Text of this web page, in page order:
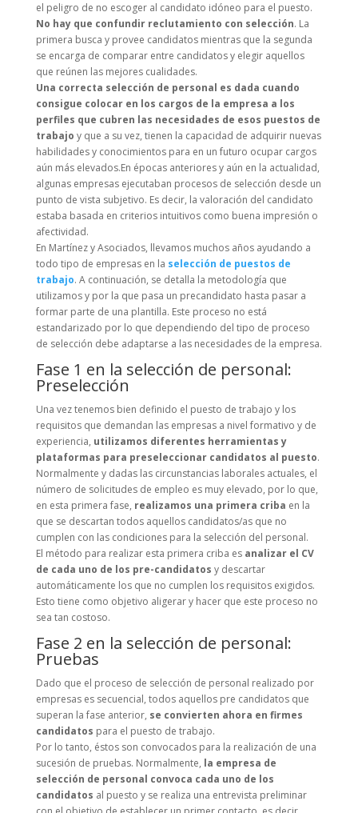
el peligro de no escoger al candidato idóneo para el puesto.
No hay que confundir reclutamiento con selección. La
primera busca y provee candidatos mientras que la segunda
se encarga de comparar entre candidatos y elegir aquellos
que reúnen las mejores cualidades.
Una correcta selección de personal es dada cuando
consigue colocar en los cargos de la empresa a los
perfiles que cubren las necesidades de esos puestos de
trabajo y que a su vez, tienen la capacidad de adquirir nuevas
habilidades y conocimientos para en un futuro ocupar cargos
aún más elevados.En épocas anteriores y aún en la actualidad,
algunas empresas ejecutaban procesos de selección desde un
punto de vista subjetivo. Es decir, la valoración del candidato
estaba basada en criterios intuitivos como buena impresión o
afectividad.
En Martínez y Asociados, llevamos muchos años ayudando a
todo tipo de empresas en la selección de puestos de
trabajo. A continuación, se detalla la metodología que
utilizamos y por la que pasa un precandidato hasta pasar a
formar parte de una plantilla. Este proceso no está
estandarizado por lo que dependiendo del tipo de proceso
de selección debe adaptarse a las necesidades de la empresa.
Fase 1 en la selección de personal:
Preselección
Una vez tenemos bien definido el puesto de trabajo y los
requisitos que demandan las empresas a nivel formativo y de
experiencia, utilizamos diferentes herramientas y
plataformas para preseleccionar candidatos al puesto.
Normalmente y dadas las circunstancias laborales actuales, el
número de solicitudes de empleo es muy elevado, por lo que,
en esta primera fase, realizamos una primera criba en la
que se descartan todos aquellos candidatos/as que no
cumplen con las condiciones para la selección del personal.
El método para realizar esta primera criba es analizar el CV
de cada uno de los pre-candidatos y descartar
automáticamente los que no cumplen los requisitos exigidos.
Esto tiene como objetivo aligerar y hacer que este proceso no
sea tan costoso.
Fase 2 en la selección de personal:
Pruebas
Dado que el proceso de selección de personal realizado por
empresas es secuencial, todos aquellos pre candidatos que
superan la fase anterior, se convierten ahora en firmes
candidatos para el puesto de trabajo.
Por lo tanto, éstos son convocados para la realización de una
sucesión de pruebas. Normalmente, la empresa de
selección de personal convoca cada uno de los
candidatos al puesto y se realiza una entrevista preliminar